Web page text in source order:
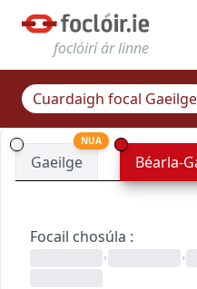
foclóirí ár linne
Gaeilge
NUA
Béarla-
Focail chosúla :
•
•